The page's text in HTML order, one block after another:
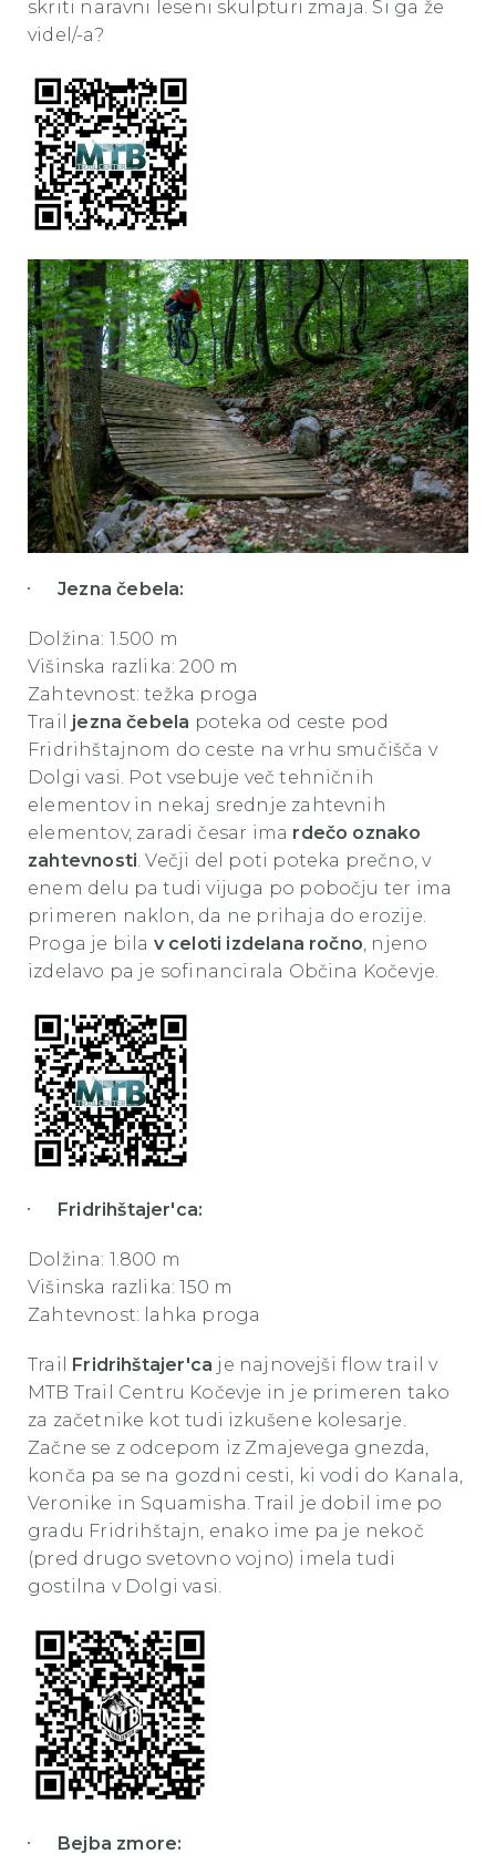
skriti naravni leseni skulpturi zmaja. Si ga že
videl/-a?
Jezna čebela:
Dolžina: 1.500 m
Višinska razlika: 200 m
Zahtevnost: težka proga
Trail jezna čebela poteka od ceste pod
Fridrihštajnom do ceste na vrhu smučišča v
Dolgi vasi. Pot vsebuje več tehničnih
elementov in nekaj srednje zahtevnih
elementov, zaradi česar ima rdečo oznako
zahtevnosti.Večji del poti poteka prečno, v
enem delu pa tudi vijuga po pobočju ter ima
primeren naklon, da ne prihaja do erozije.
Proga je bila v celoti izdelana ročno, njeno
izdelavo pa je sofinancirala Občina Kočevje.
Fridrihštajer'ca:
Dolžina: 1.800 m
Višinska razlika: 150 m
Zahtevnost: lahka proga
Trail Fridrihštajer'ca je najnovejši flow trail v
MTB Trail Centru Kočevje in je primeren tako
za začetnike kot tudi izkušene kolesarje.
Začne se z odcepom iz Zmajevega gnezda,
konča pa se na gozdni cesti, ki vodi do Kanala,
Veronike in Squamisha. Trail je dobil ime po
gradu Fridrihštajn, enako ime pa je nekoč
(pred drugo svetovno vojno) imela tudi
gostilna v Dolgi vasi.
Bejba zmore: